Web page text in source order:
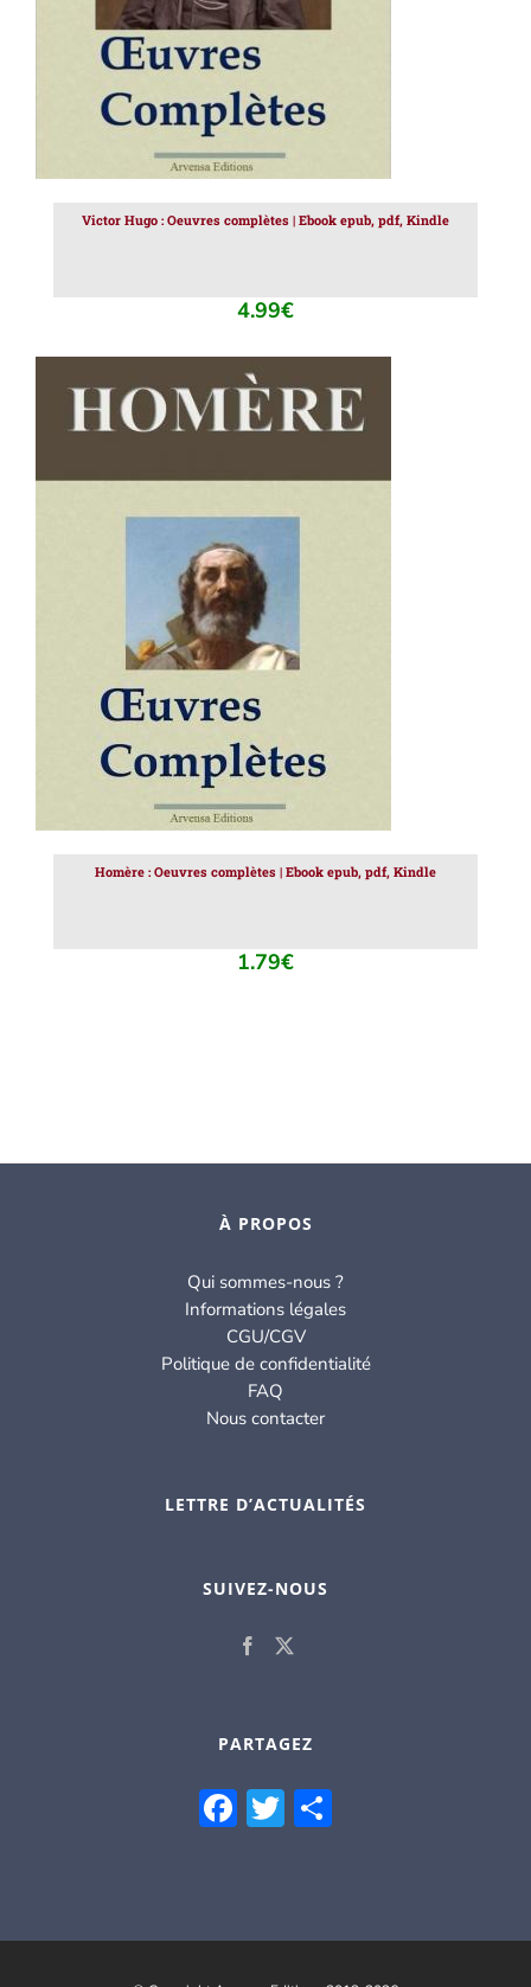
Victor Hugo : Oeuvres complètes | Ebook epub, pdf, Kindle
4.99€
AJOUTER AU PANIER /
Homère : Oeuvres complètes | Ebook epub, pdf, Kindle
1.79€
À PROPOS
Qui sommes-nous ?
Informations légales
CGU/CGV
Politique de confidentialité
FAQ
Nous contacter
LETTRE D’ACTUALITÉS
SUIVEZ-NOUS
PARTAGEZ
Facebook
Twitter